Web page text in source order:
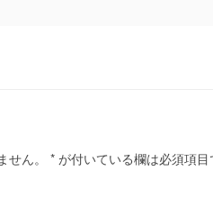
ん。 * が付いている欄は必須項目